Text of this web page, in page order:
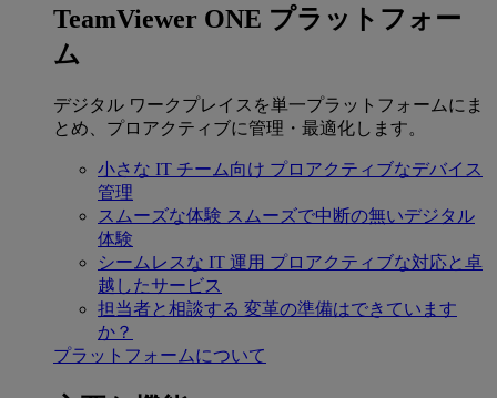
TeamViewer ONE プラットフォー
ム
デジタル ワークプレイスを単一プラットフォームにま
とめ、プロアクティブに管理・最適化します。
小さな IT チーム向け プロアクティブなデバイス
管理
スムーズな体験 スムーズで中断の無いデジタル
体験
シームレスな IT 運用 プロアクティブな対応と卓
越したサービス
担当者と相談する 変革の準備はできています
か？
プラットフォームについて